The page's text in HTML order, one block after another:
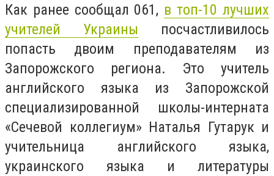
Как ранее сообщал 061, в топ-10 лучших
учителей Украины посчастливилось
попасть двоим преподавателям из
Запорожского региона. Это учитель
английского языка из Запорожской
специализированной школы-интерната
«Сечевой коллегиум» Наталья Гутарук и
учительница английского языка,
украинского языка и литературы